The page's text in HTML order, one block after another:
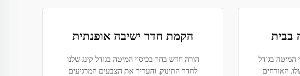
בבית
המיטה בגודל
האורחים
הקמת חדר ישיבה אופנתית
הורה חדש בחר בכיסוי המיטה בגודל קינג שלנו
לחדר התינוק, והעריך את הצבעים המרגיעים